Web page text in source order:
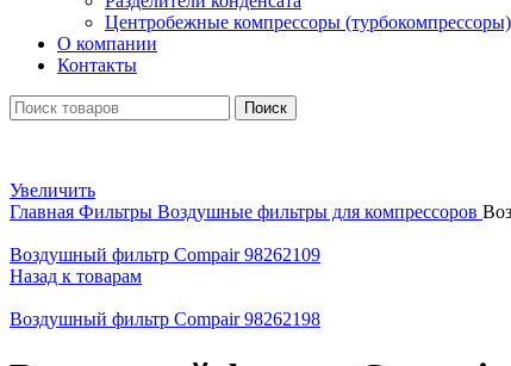
Центробежные компрессоры (турбокомпрессоры)
О компании
Контакты
Поиск
Увеличить
Главная Фильтры Воздушные фильтры для компрессоров
Воздушный фильтр Compair 98262109
Назад к товарам
Воздушный фильтр Compair 98262198